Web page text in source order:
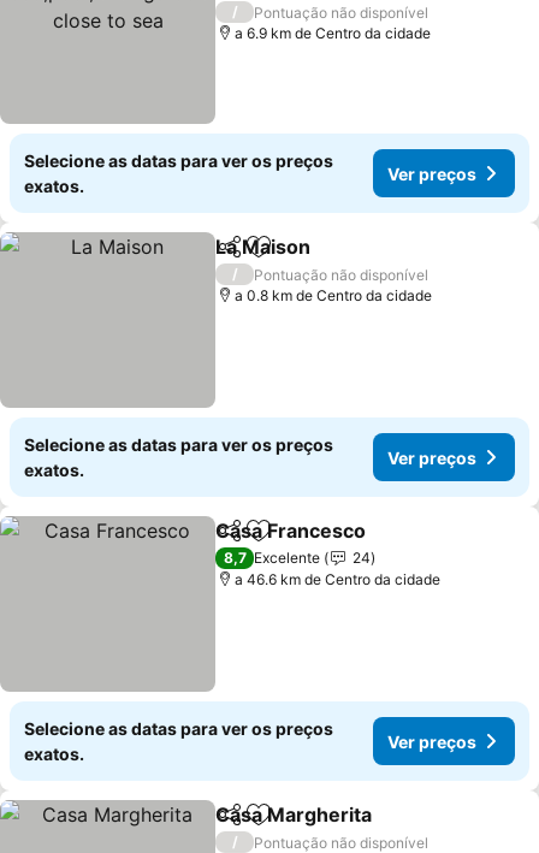
/
Pontuação não disponível
a 6.9 km de Centro da cidade
Selecione as datas para ver os preços
exatos.
Ver preços
PartilharAdicionar aos favoritos
La Maison
/
Pontuação não disponível
a 0.8 km de Centro da cidade
Selecione as datas para ver os preços
exatos.
Ver preços
PartilharAdicionar aos favoritos
Casa Francesco
8,7 Excelente
24
a 46.6 km de Centro da cidade
Selecione as datas para ver os preços
exatos.
Ver preços
PartilharAdicionar aos favoritos
Casa Margherita
/
Pontuação não disponível